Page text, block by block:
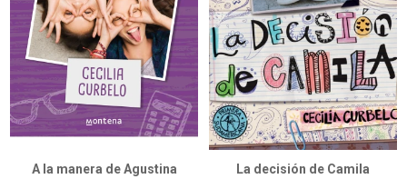
A la manera de Agustina La decisión de Camila